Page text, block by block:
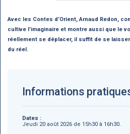
Avec les Contes d’Orient, Arnaud Redon,
cultive l’imaginaire et montre aussi que le
réellement se déplacer, il suffit de se
du réel.
Informations
Dates :
Jeudi 20 août 2026 de 15h30 à 16h30.